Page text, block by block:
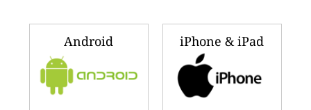
iPhone & iPad
Android